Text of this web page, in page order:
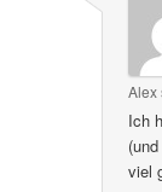
Alex
Ich
viel